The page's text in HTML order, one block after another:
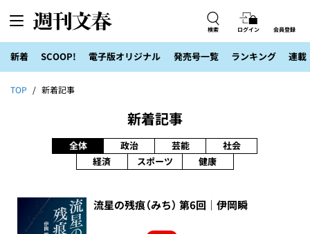
検索 ログイン 会員登録
新着 SCOOP! 電子版オリジナル 発売号一覧 ランキング 連載
TOP 新着記事
新着記事
全体 政治 芸能
社会
経済
スポーツ 健康
流星の残痕（みち） 第6回｜伊岡瞬